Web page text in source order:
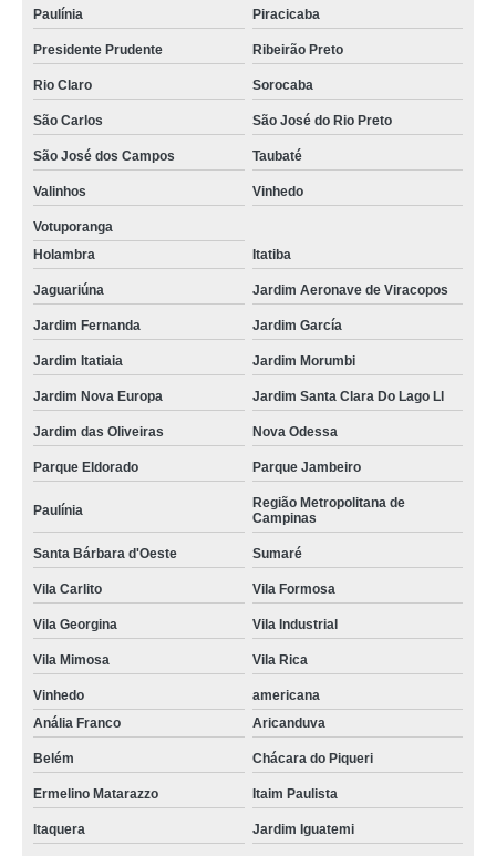
Paulínia Piracicaba
Presidente Prudente Ribeirão Preto
Rio Claro Sorocaba
São Carlos São José do Rio Preto
São José dos Campos Taubaté
Valinhos Vinhedo
Votuporanga
Holambra
Itatiba
Jaguariúna Jardim Aeronave de Viracopos
Jardim Fernanda Jardim García
Jardim Itatiaia Jardim Morumbi
Jardim Nova Europa Jardim Santa Clara Do Lago Ll
Jardim das Oliveiras Nova Odessa
Parque Eldorado Parque Jambeiro
Paulínia
Região Metropolitana de
Campinas
Santa Bárbara d'Oeste Sumaré
Vila Carlito Vila Formosa
Vila Georgina Vila Industrial
Vila Mimosa Vila Rica
Vinhedo
americana
Anália Franco
Aricanduva
Belém Chácara do Piqueri
Ermelino Matarazzo Itaim Paulista
Itaquera Jardim Iguatemi